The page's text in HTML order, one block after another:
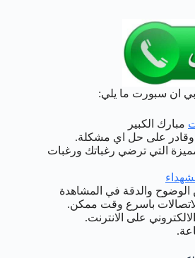
ان سبورت ما يلي:
مبارك الكبير
على حل اي مشكلة.
التي ترضي رغباتك ورغبات
الوضوح والدقة في المشاهدة
باسرع وقت ممكن.
على الانترنت.